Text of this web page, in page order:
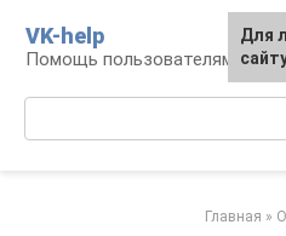
контенту
VK-help
Помощь пользователям
Главная »
Для